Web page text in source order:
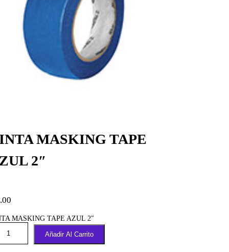
MASKING TAPE
2″
MASKING TAPE AZUL 2″
Añadir Al Carrito